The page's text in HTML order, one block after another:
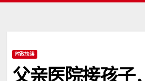
时政快读
父亲医院接孩子